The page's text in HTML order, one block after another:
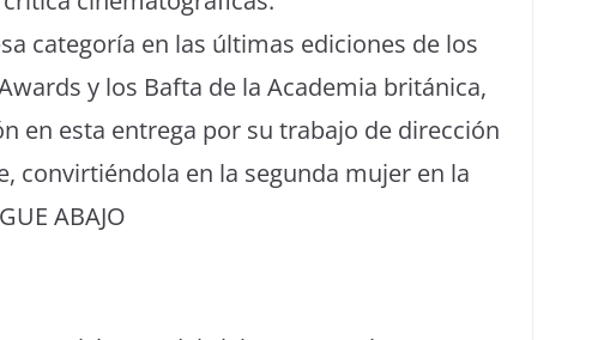
categoría en las últimas ediciones de los
y los Bafta de la Academia británica,
en esta entrega por su trabajo de dirección
convirtiéndola en la segunda mujer en la
ABAJO